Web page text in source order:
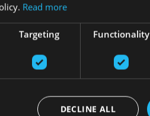
Read more
Targeting Functionality
DECLINE ALL